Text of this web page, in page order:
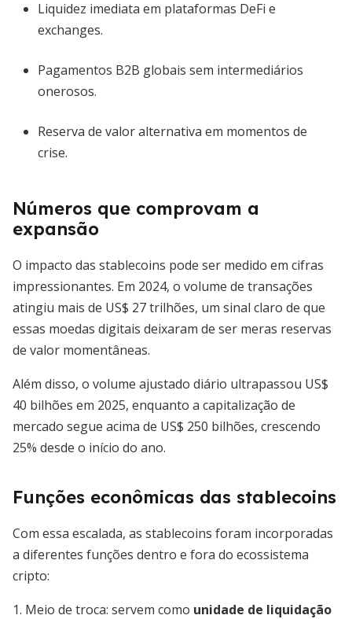
Liquidez imediata em plataformas DeFi e
exchanges.
Pagamentos B2B globais sem intermediários
onerosos.
Reserva de valor alternativa em momentos de
crise.
Números que comprovam a
expansão
O impacto das stablecoins pode ser medido em cifras
impressionantes. Em 2024, o volume de transações
atingiu mais de US$ 27 trilhões, um sinal claro de que
essas moedas digitais deixaram de ser meras reservas
de valor momentâneas.
Além disso, o volume ajustado diário ultrapassou US$
40 bilhões em 2025, enquanto a capitalização de
mercado segue acima de US$ 250 bilhões, crescendo
25% desde o início do ano.
Funções econômicas das stablecoins
Com essa escalada, as stablecoins foram incorporadas
a diferentes funções dentro e fora do ecossistema
cripto:
1. Meio de troca: servem como unidade de liquidação